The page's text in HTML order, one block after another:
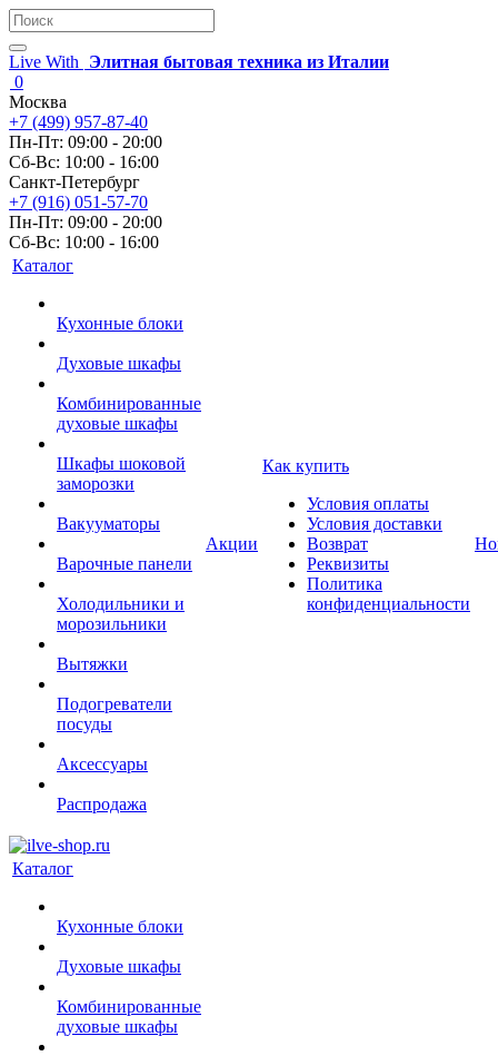
Live With
Элитная бытовая техника из Италии
0
Москва
+7 (499) 957-87-40
Пн-Пт: 09:00 - 20:00
Сб-Вс: 10:00 - 16:00
Санкт-Петербург
+7 (916) 051-57-70
Пн-Пт: 09:00 - 20:00
Сб-Вс: 10:00 - 16:00
Каталог
Кухонные блоки
Духовые шкафы
Комбинированные
духовые шкафы
Шкафы шоковой
заморозки
Вакууматоры
Варочные панели
Холодильники и
морозильники
Вытяжки
Подогреватели
посуды
Аксессуары
Распродажа
Акции
Как купить
Условия оплаты
Условия доставки
Возврат
Реквизиты
Политика
конфиденциальности
Каталог
Кухонные блоки
Духовые шкафы
Комбинированные
духовые шкафы